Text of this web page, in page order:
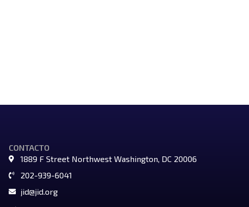
CONTACTO
1889 F Street Northwest Washington, DC 20006
202-939-6041
jid@jid.org